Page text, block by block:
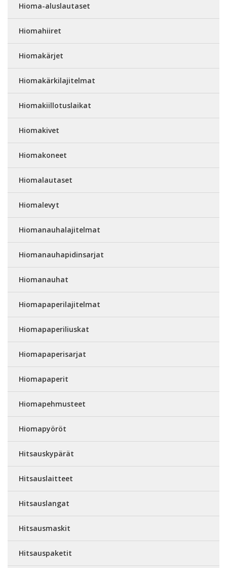
Hioma-aluslautaset
Hiomahiiret
Hiomakärjet
Hiomakärkilajitelmat
Hiomakiillotuslaikat
Hiomakivet
Hiomakoneet
Hiomalautaset
Hiomalevyt
Hiomanauhalajitelmat
Hiomanauhapidinsarjat
Hiomanauhat
Hiomapaperilajitelmat
Hiomapaperiliuskat
Hiomapaperisarjat
Hiomapaperit
Hiomapehmusteet
Hiomapyöröt
Hitsauskypärät
Hitsauslaitteet
Hitsauslangat
Hitsausmaskit
Hitsauspaketit